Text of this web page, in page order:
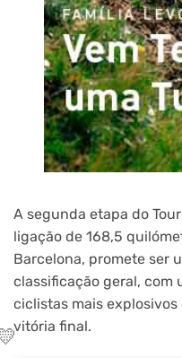
A segunda etapa do
ligação de 168,5
Barcelona, promete ser
classificação geral, com
ciclistas mais
vitória final.